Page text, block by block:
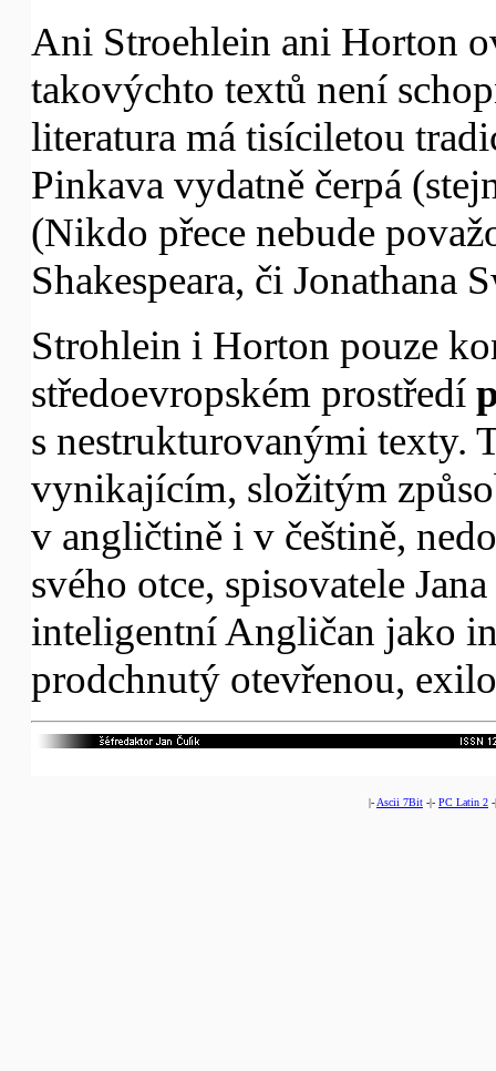
Ani Stroehlein ani Horton
takovýchto textů není
literatura má tisíciletou
Pinkava vydatně čerpá
(Nikdo přece nebude
Shakespeara, či Jonathana
Strohlein i Horton pouze
středoevropském prostředí
s nestrukturovanými texty.
vynikajícím, složitým
v angličtině i v češtině,
svého otce, spisovatele
inteligentní Angličan jako
prodchnutý otevřenou,
|- Ascii 7Bit -|- PC Latin 2